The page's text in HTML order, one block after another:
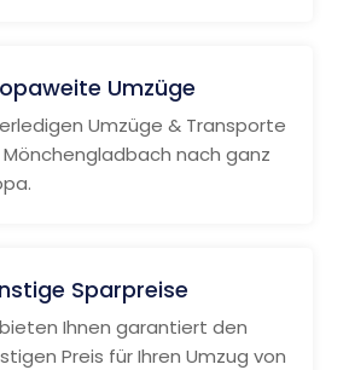
Umzüge
Umzüge & Transporte
nach ganz
Sparpreise
Ihnen garantiert den
Preis für Ihren Umzug von